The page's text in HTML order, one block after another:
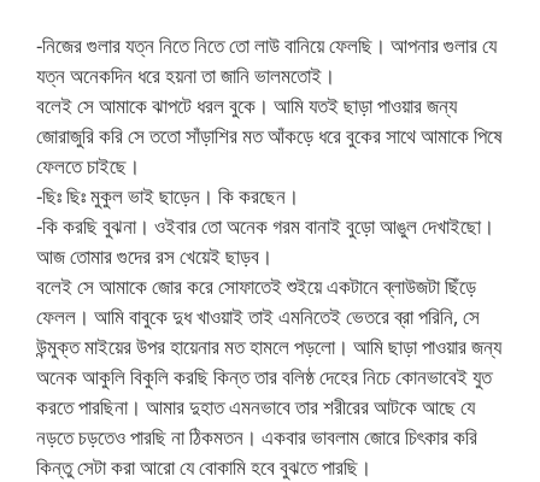
-নিজের গুলার যত্ন নিতে নিতে তো লাউ বানিয়ে ফেলছি। আপনার গুলার যে
যত্ন অনেকদিন ধরে হয়না তা জানি ভালমতোই।
বলেই সে আমাকে ঝাপটে ধরল বুকে। আমি যতই ছাড়া পাওয়ার জন্য
জোরাজুরি করি সে ততো সাঁড়াশির মত আঁকড়ে ধরে বুকের সাথে আমাকে পিষে
ফেলতে চাইছে।
-ছিঃ ছিঃ মুকুল ভাই ছাড়েন। কি করছেন।
-কি করছি বুঝনা। ওইবার তো অনেক গরম বানাই বুড়ো আঙুল দেখাইছো।
আজ তোমার গুদের রস খেয়েই ছাড়ব।
বলেই সে আমাকে জোর করে সোফাতেই শুইয়ে একটানে ব্লাউজটা ছিঁড়ে
ফেলল। আমি বাবুকে দুধ খাওয়াই তাই এমনিতেই ভেতরে ব্রা পরিনি, সে
উন্মুক্ত মাইয়ের উপর হায়েনার মত হামলে পড়লো। আমি ছাড়া পাওয়ার জন্য
অনেক আকুলি বিকুলি করছি কিন্ত তার বলিষ্ঠ দেহের নিচে কোনভাবেই যুত
করতে পারছিনা। আমার দুহাত এমনভাবে তার শরীরের আটকে আছে যে
নড়তে চড়তেও পারছি না ঠিকমতন। একবার ভাবলাম জোরে চিৎকার করি
কিন্তু সেটা করা আরো যে বোকামি হবে বুঝতে পারছি।